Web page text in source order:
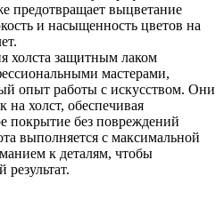
предотвращает выцветание
и насыщенность цветов на
холста защитным лаком
мастерами,
опыт работы с искусством. Они
на холст, обеспечивая
покрытие без повреждений
выполняется с максимальной
к деталям, чтобы
результат.